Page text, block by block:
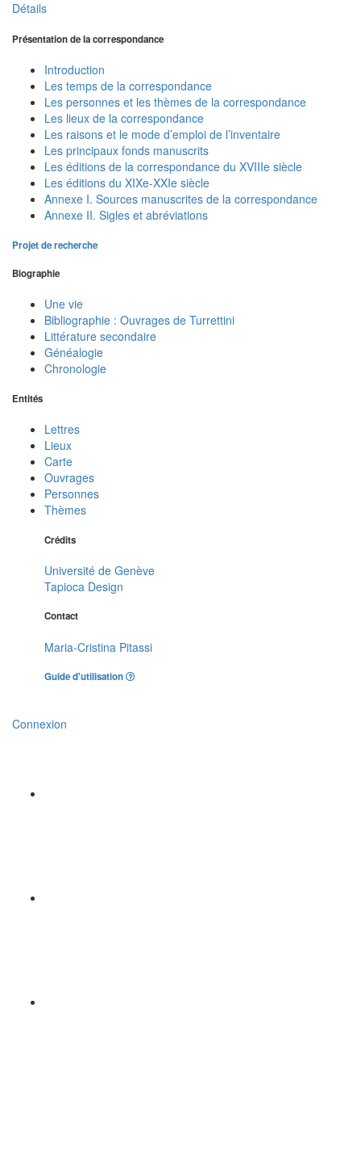
Détails
Présentation de la correspondance
Introduction
Les temps de la correspondance
Les personnes et les thèmes de la correspondance
Les lieux de la correspondance
Les raisons et le mode d’emploi de l’inventaire
Les principaux fonds manuscrits
Les éditions de la correspondance du XVIIIe siècle
Les éditions du XIXe-XXIe siècle
Annexe I. Sources manuscrites de la correspondance
Annexe II. Sigles et abréviations
Projet de recherche
Biographie
Une vie
Bibliographie : Ouvrages de Turrettini
Littérature secondaire
Généalogie
Chronologie
Entités
Lettres
Lieux
Carte
Ouvrages
Personnes
Thèmes
Crédits
Université de Genève
Tapioca Design
Contact
Maria-Cristina Pitassi
Guide d'utilisation
Connexion